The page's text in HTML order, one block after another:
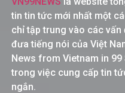
tin tin tức mới nhất một
chỉ tập trung vào các
đưa tiếng nói của Việt
News from Vietnam in
trong việc cung cấp tin
ngắn.